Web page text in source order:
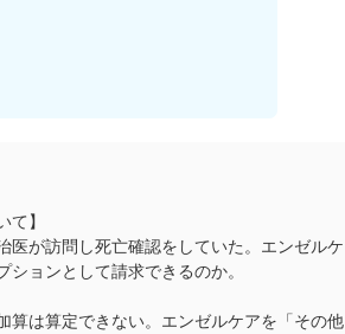
いて】
医が訪問し死亡確認をしていた。エンゼルケ
ョンとして請求できるのか。
算は算定できない。エンゼルケアを「その他